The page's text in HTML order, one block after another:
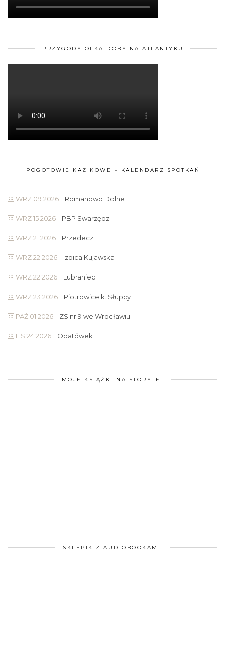
PRZYGODY OLKA DOBY NA ATLANTYKU
POGOTOWIE KAZIKOWE – KALENDARZ SPOTKAŃ
WRZ 09 2026 Romanowo Dolne
WRZ 15 2026 PBP Swarzędz
WRZ 21 2026 Przedecz
WRZ 22 2026 Izbica Kujawska
WRZ 22 2026 Lubraniec
WRZ 23 2026 Piotrowice k. Słupcy
PAŹ 01 2026 ZS nr 9 we Wrocławiu
LIS 24 2026 Opatówek
MOJE KSIĄŻKI NA STORYTEL
SKLEPIK Z AUDIOBOOKAMI: